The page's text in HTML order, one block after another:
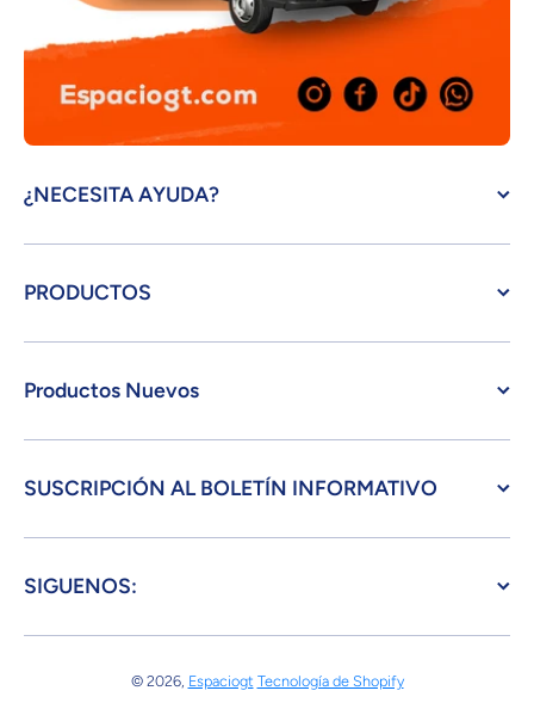
¿NECESITA AYUDA?
PRODUCTOS
Productos Nuevos
SUSCRIPCIÓN AL BOLETÍN INFORMATIVO
SIGUENOS:
© 2026, Espaciogt Tecnología de Shopify